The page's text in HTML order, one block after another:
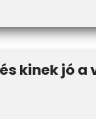
kinek jó